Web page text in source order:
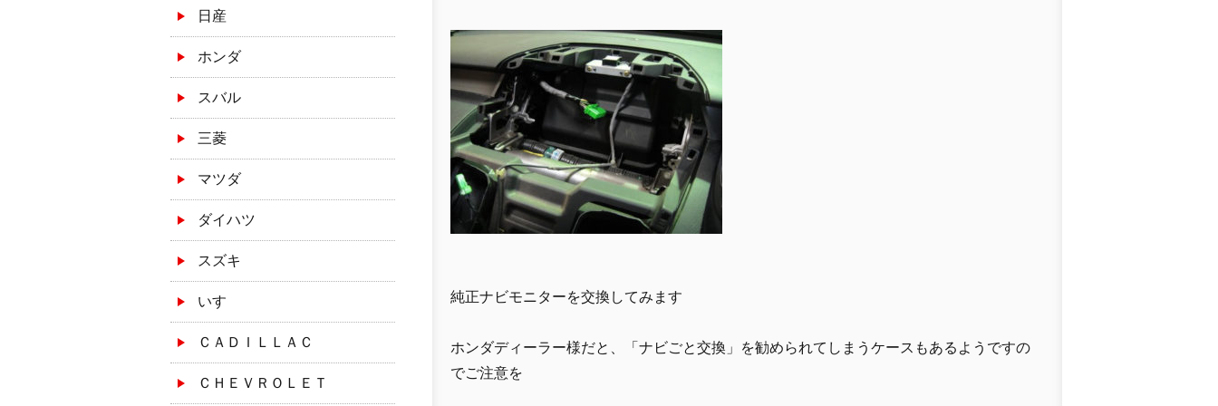
日産
ホンダ
スバル
三菱
マツダ
ダイハツ
スズキ
いすゞ
ＣＡＤＩＬＬＡＣ
ＣＨＥＶＲＯＬＥＴ
純正ナビモニターを交換してみます
ホンダディーラー様だと、「ナビごと交換」を勧められてしまうケースもあるようですの
でご注意を